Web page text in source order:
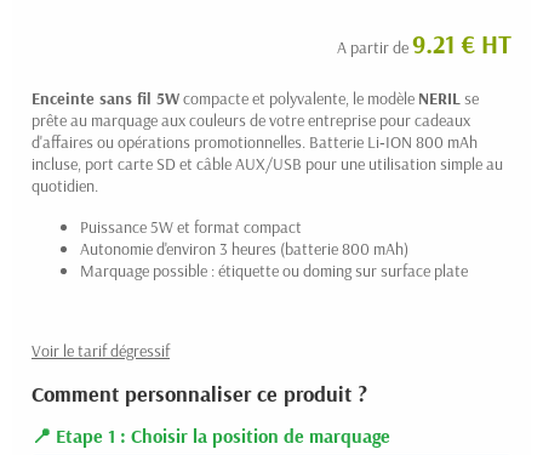
A partir de9.21 € HT
Enceinte sans fil 5Wcompacte et polyvalente, le modèle NERIL se
prête au marquage aux couleurs de votre entreprise pour cadeaux
d'affaires ou opérations promotionnelles. Batterie Li‑ION 800 mAh
incluse, port carte SD et câble AUX/USB pour une utilisation simple au
quotidien.
Puissance 5W et format compact
Autonomie d'environ 3 heures (batterie 800 mAh)
Marquage possible : étiquette ou doming sur surface plate
Voir le tarif dégressif
Comment personnaliser ce produit ?
Etape 1 : Choisir la position de marquage